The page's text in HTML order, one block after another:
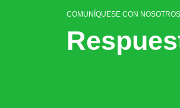
COMUNÍQUESE CON NOSOTROS